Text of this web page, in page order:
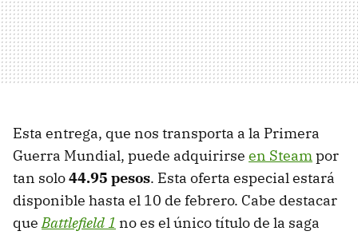
Esta entrega, que nos transporta a la Primera
Guerra Mundial, puede adquirirse en Steampor
tan solo44.95 pesos. Esta oferta especial estará
disponible hasta el 10 de febrero. Cabe destacar
queBattlefield 1 no es el único título de la saga